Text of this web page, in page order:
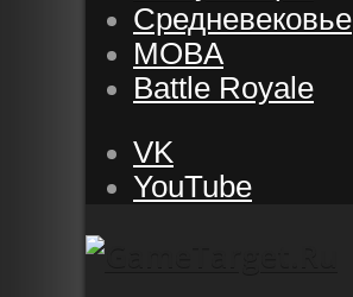
Средневековье
MOBA
Battle Royale
VK
YouTube